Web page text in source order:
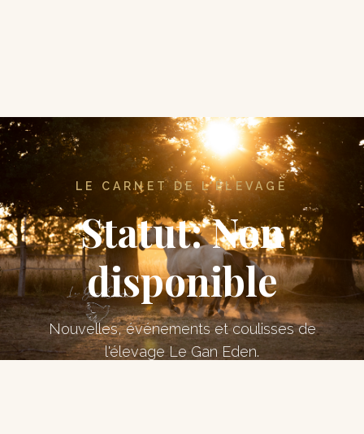
LE CARNET DE L'ÉLEVAGE
Statut:Non
disponible
Nouvelles, événements et coulisses de
l'élevage Le Gan Eden.